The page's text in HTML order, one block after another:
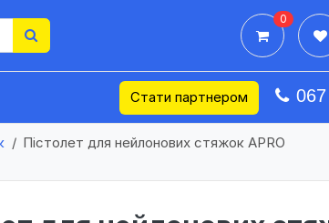
0
Стати партнером
Пістолет для нейлонових стяжок APRO